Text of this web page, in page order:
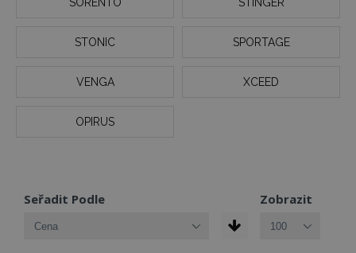
STONIC SPORTAGE
VENGA XCEED
OPIRUS
Seřadit Podle Zobrazit